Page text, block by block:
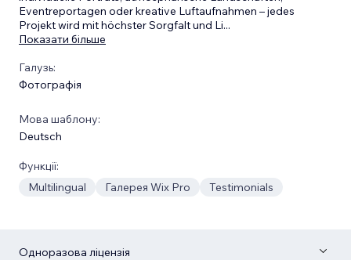
Eventreportagen oder kreative Luftaufnahmen – jedes
Projekt wird mit höchster Sorgfalt und Li...
Показати більше
Галузь:
Фотографія
Мова шаблону:
Deutsch
Функції:
Multilingual
Галерея Wix Pro Testimonials
Одноразова ліцензія